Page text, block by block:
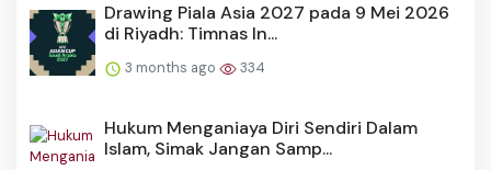
Drawing Piala Asia 2027 pada 9 Mei 2026
di Riyadh: Timnas In...
3 months ago 334
Hukum Menganiaya Diri Sendiri Dalam
Islam, Simak Jangan Samp...